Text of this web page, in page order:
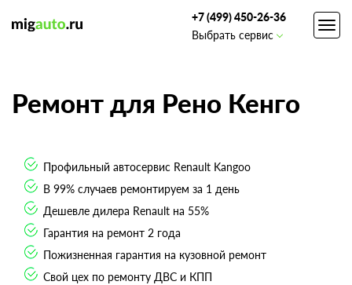
+7 (499) 450-26-36
Выбрать сервис
Ремонт для Рено Кенго
Профильный автосервис Renault Kangoo
В 99% случаев ремонтируем за 1 день
Дешевле дилера Renault на 55%
Гарантия на ремонт 2 года
Пожизненная гарантия на кузовной ремонт
Свой цех по ремонту ДВС и КПП